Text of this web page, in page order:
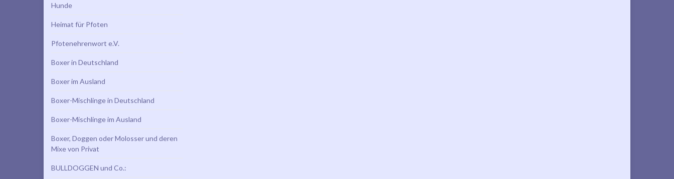
Hunde
Heimat für Pfoten
Pfotenehrenwort e.V.
Boxer in Deutschland
Boxer im Ausland
Boxer-Mischlinge in Deutschland
Boxer-Mischlinge im Ausland
Boxer, Doggen oder Molosser und deren
Mixe von Privat
BULLDOGGEN und Co.: